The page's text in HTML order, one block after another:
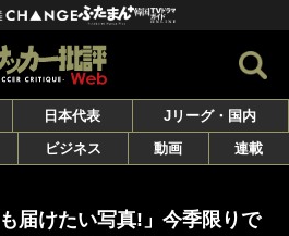
日本代表
Jリーグ・国内
ビジネス 動画 連載
届けたい写真!」今季限りで